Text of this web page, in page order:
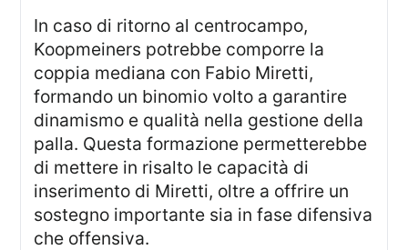
In caso di ritorno al centrocampo,
Koopmeiners potrebbe comporre la
coppia mediana con Fabio Miretti,
formando un binomio volto a garantire
dinamismo e qualità nella gestione della
palla. Questa formazione permetterebbe
di mettere in risalto le capacità di
inserimento di Miretti, oltre a offrire un
sostegno importante sia in fase difensiva
che offensiva.